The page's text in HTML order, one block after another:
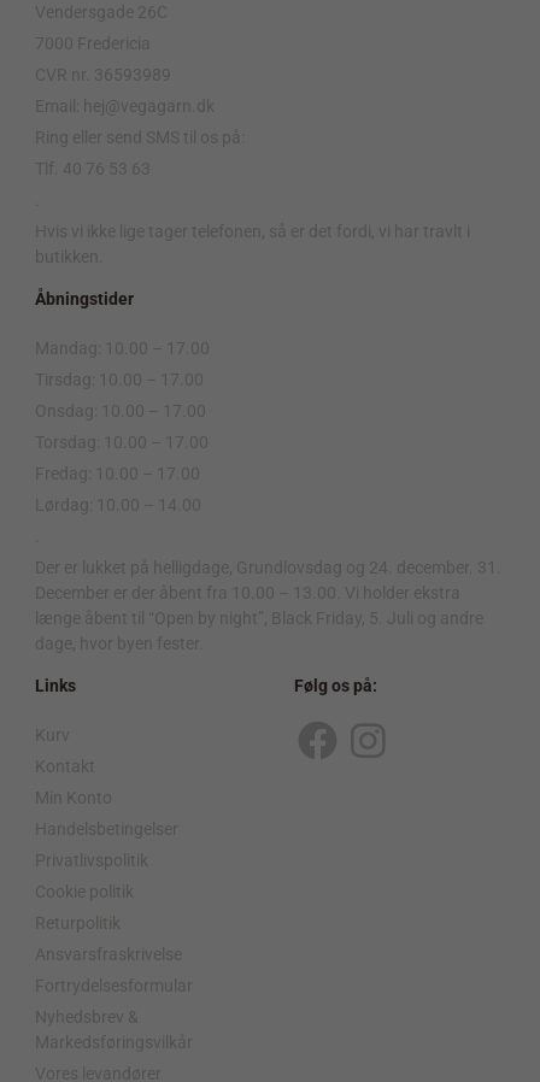
Vendersgade 26C
7000 Fredericia
CVR nr. 36593989
Email: hej@vegagarn.dk
Ring eller send SMS til os på:
Tlf. 40 76 53 63
Hvis vi ikke lige tager telefonen, så er det fordi, vi har travlt i
butikken.
Åbningstider
Mandag: 10.00 – 17.00
Tirsdag: 10.00 – 17.00
Onsdag: 10.00 – 17.00
Torsdag: 10.00 – 17.00
Fredag: 10.00 – 17.00
Lørdag: 10.00 – 14.00
Der er lukket på helligdage, Grundlovsdag og 24. december. 31.
December er der åbent fra 10.00 – 13.00. Vi holder ekstra
længe åbent til “Open by night”, Black Friday, 5. Juli og andre
dage, hvor byen fester.
Links
Kurv
Kontakt
Min Konto
Handelsbetingelser
Privatlivspolitik
Cookie politik
Returpolitik
Ansvarsfraskrivelse
Fortrydelsesformular
Nyhedsbrev &
Markedsføringsvilkår
Vores levandører
Følg os på:
F
I